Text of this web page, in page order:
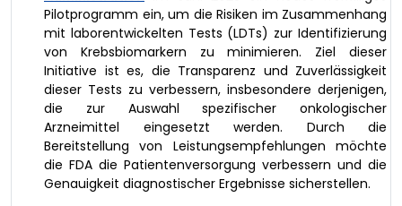
Pilotprogramm ein, um die Risiken im Zusammenhang
mit laborentwickelten Tests (LDTs) zur Identifizierung
von Krebsbiomarkern zu minimieren. Ziel dieser
Initiative ist es, die Transparenz und Zuverlässigkeit
dieser Tests zu verbessern, insbesondere derjenigen,
die zur Auswahl spezifischer onkologischer
Arzneimittel eingesetzt werden. Durch die
Bereitstellung von Leistungsempfehlungen möchte
die FDA die Patientenversorgung verbessern und die
Genauigkeit diagnostischer Ergebnisse sicherstellen.